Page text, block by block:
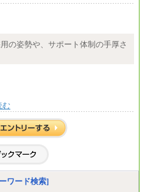
(※1)、184,000円～(※2)、180,500円
県、千葉県、神奈川県
県、島根県、愛媛県、高知県、大
本県、宮崎県、鹿児島県、沖縄
県
額 1,050円～ ※勤務地により異な
の姿勢や、サポート体制の手厚さ
む
ワード検索]